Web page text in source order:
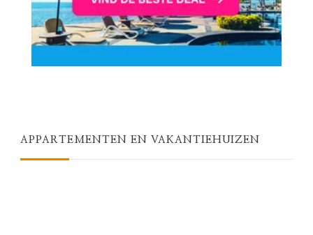
APPARTEMENTEN EN VAKANTIEHUIZEN